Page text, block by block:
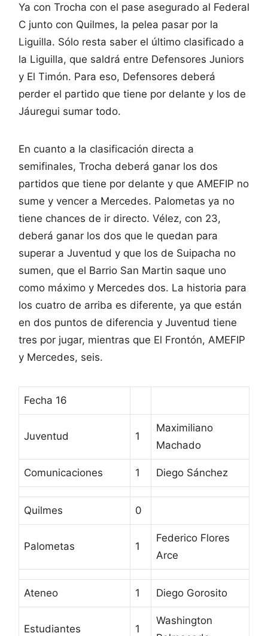
Ya con Trocha con el pase asegurado al Federal
C junto con Quilmes, la pelea pasar por la
Liguilla. Sólo resta saber el último clasificado a
la Liguilla, que saldrá entre Defensores Juniors
y El Timón. Para eso, Defensores deberá
perder el partido que tiene por delante y los de
Jáuregui sumar todo.
En cuanto a la clasificación directa a
semifinales, Trocha deberá ganar los dos
partidos que tiene por delante y que AMEFIP no
sume y vencer a Mercedes. Palometas ya no
tiene chances de ir directo. Vélez, con 23,
deberá ganar los dos que le quedan para
superar a Juventud y que los de Suipacha no
sumen, que el Barrio San Martin saque uno
como máximo y Mercedes dos. La historia para
los cuatro de arriba es diferente, ya que están
en dos puntos de diferencia y Juventud tiene
tres por jugar, mientras que El Frontón, AMEFIP
y Mercedes, seis.
Fecha 16
Juventud 1
Maximiliano
Machado
Comunicaciones 1 Diego Sánchez
Quilmes 0
Palometas 1
Federico Flores
Arce
Ateneo 1 Diego Gorosito
Estudiantes 1
Washington